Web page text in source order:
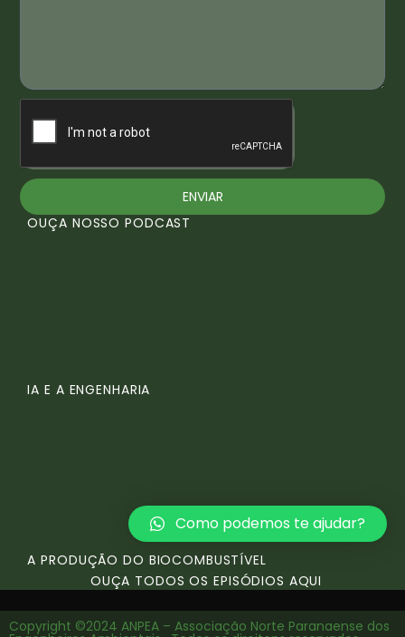
ENVIAR
OUÇA NOSSO PODCAST
IA E A ENGENHARIA
A PRODUÇÃO DO BIOCOMBUSTÍVEL
OUÇA TODOS OS EPISÓDIOS AQUI
Copyright ©2024 ANPEA – Associação Norte Paranaense dos
Como podemos te ajudar?